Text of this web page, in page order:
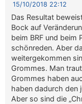
15/10/2018 22:12
Das Resultat
Bock auf
beim BRF und beim
schönreden. Aber
weitergekommen
Grommes. Man
Grommes haben
haben dadurch den
Aber so sind die